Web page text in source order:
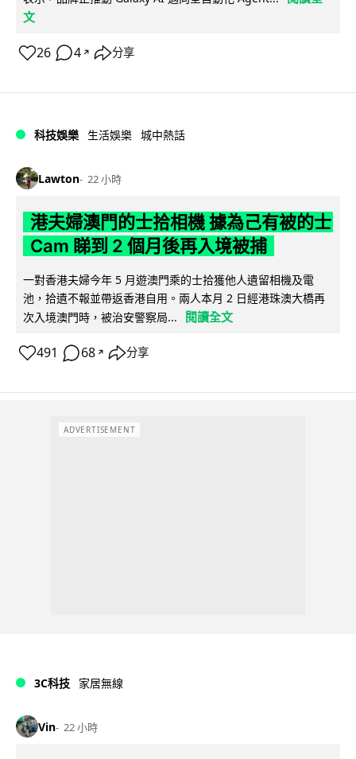
文
26 4 ↗ 分享
科技娛樂 生活娛樂 城中熱話
Lawton 22 小時
港夫婦澳門的士拾相機 據為己有被的士
Cam 睇到 2 個月後再入境被捕
一對香港夫婦今年 5 月遊澳門乘的士拾獲他人遺留相機及電
池，拾遺不報並帶返香港自用。兩人本月 2 日經港珠澳大橋再
次入境澳門時，被治安警察局...
閱讀全文
491 68 ↗ 分享
ADVERTISEMENT
3C科技 家居無線
Vin 22 小時